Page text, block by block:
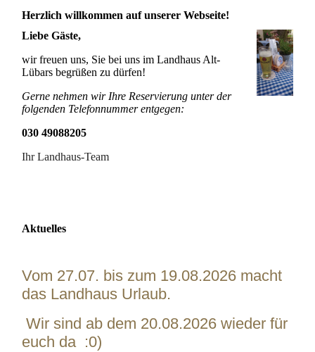
Herzlich willkommen auf unserer Webseite!
Liebe Gäste,
wir freuen uns, Sie bei uns im Landhaus Alt-
Lübars begrüßen zu dürfen!
Gerne nehmen wir Ihre Reservierung unter der
folgenden Telefonnummer entgegen:
030 49088205
Ihr Landhaus-Team
Aktuelles
Vom 27.07. bis zum 19.08.2026 macht
das Landhaus Urlaub.
Wir sind ab dem 20.08.2026 wieder für
euch da :0)